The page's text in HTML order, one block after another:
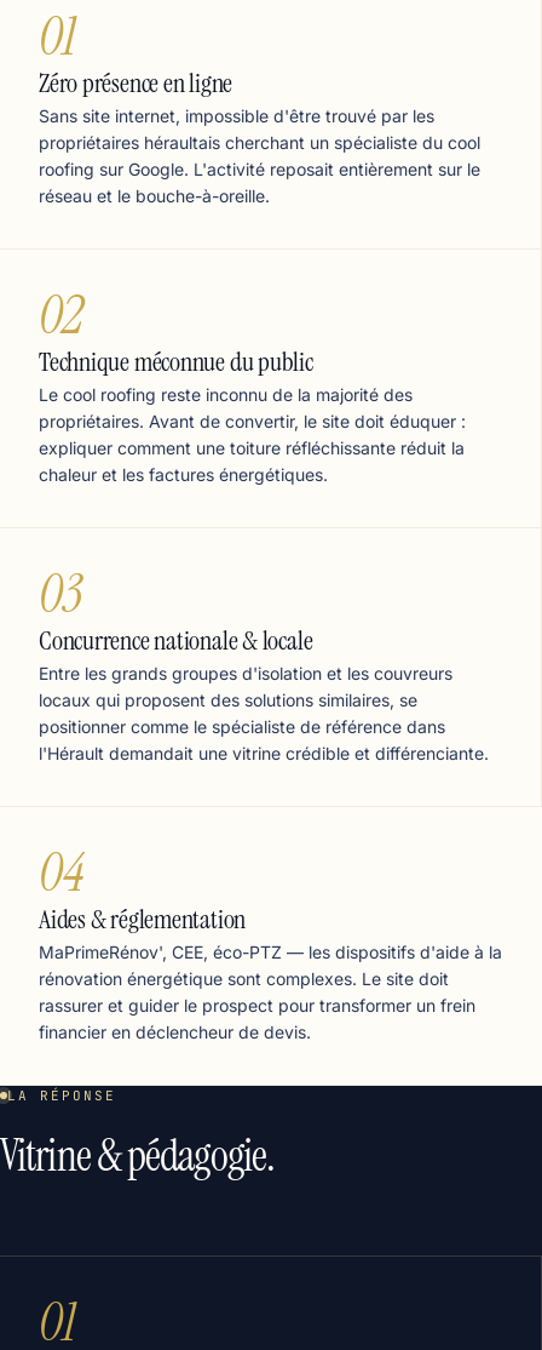
01
Zéro présence en ligne
Sans site internet, impossible d'être trouvé par les
propriétaires héraultais cherchant un spécialiste du cool
roofing sur Google. L'activité reposait entièrement sur le
réseau et le bouche-à-oreille.
02
Technique méconnue du public
Le cool roofing reste inconnu de la majorité des
propriétaires. Avant de convertir, le site doit éduquer :
expliquer comment une toiture réfléchissante réduit la
chaleur et les factures énergétiques.
03
Concurrence nationale & locale
Entre les grands groupes d'isolation et les couvreurs
locaux qui proposent des solutions similaires, se
positionner comme le spécialiste de référence dans
l'Hérault demandait une vitrine crédible et différenciante.
04
Aides & réglementation
MaPrimeRénov', CEE, éco-PTZ — les dispositifs d'aide à la
rénovation énergétique sont complexes. Le site doit
rassurer et guider le prospect pour transformer un frein
financier en déclencheur de devis.
LA RÉPONSE
Vitrine & pédagogie.
01